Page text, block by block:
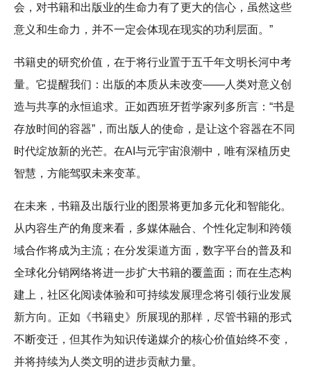
会，对书籍和出版业的生命力有了更大的信心，虽然这些
意义和生命力，并不一定会体现在现实的功利层面。”
书籍史的研究价值，在于将行业置于五千年文明长河中考
量。它提醒我们：出版的本质从未改变——人类对意义创
造与共享的永恒追求。正如西班牙哲学家列多所言：“书是
存放时间的容器”，而出版人的使命，是让这个容器在不同
时代绽放新的光芒。在AI与元宇宙浪潮中，唯有深植历史
智慧，方能驾驭未来变革。
在未来，书籍及出版行业的图景将更加多元化和智能化。
从内容生产的角度来看，多媒体融合、个性化定制和跨领
域合作将成为主流；在分发渠道方面，数字平台的普及和
全球化分销网络将进一步扩大书籍的覆盖面；而在生态构
建上，社区化阅读体验和可持续发展理念将引领行业发展
新方向。正如《书籍史》所展现的那样，尽管书籍的形式
不断变迁，但其作为知识传递媒介的核心价值始终不变，
并将持续为人类文明的进步贡献力量。